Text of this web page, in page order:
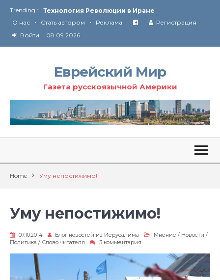
Trending :
Технология Революции в Иране
От Ирана до Ливана и Газы
О нас • Стать автором • Реклама
Регистрация
Войти
08.09.2026
Еврейский Мир
Газета русскоязычной Америки
Home Уму непостижимо!
Уму непостижимо!
07.10.2014 Блог новостей из Иерусалима Мнение / Новости /
Политика / Слово читателя 3 комментария
непостижимо!